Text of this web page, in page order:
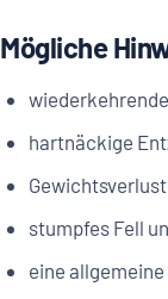
Mögliche
hartnäckige
stumpfes Fell
eine